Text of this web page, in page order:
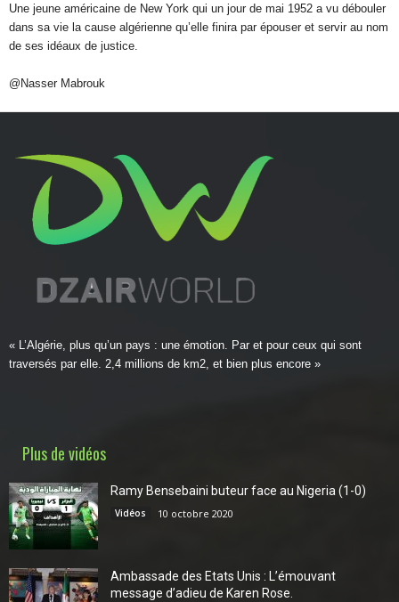
Une jeune américaine de New York qui un jour de mai 1952 a vu débouler
dans sa vie la cause algérienne qu’elle finira par épouser et servir au nom
de ses idéaux de justice.
@Nasser Mabrouk
« L’Algérie, plus qu’un pays : une émotion. Par et pour ceux qui sont
traversés par elle. 2,4 millions de km2, et bien plus encore »
Plus de vidéos
Ramy Bensebaini buteur face au Nigeria (1-0)
Vidéos 10 octobre 2020
Ambassade des Etats Unis : L’émouvant
message d’adieu de Karen Rose.